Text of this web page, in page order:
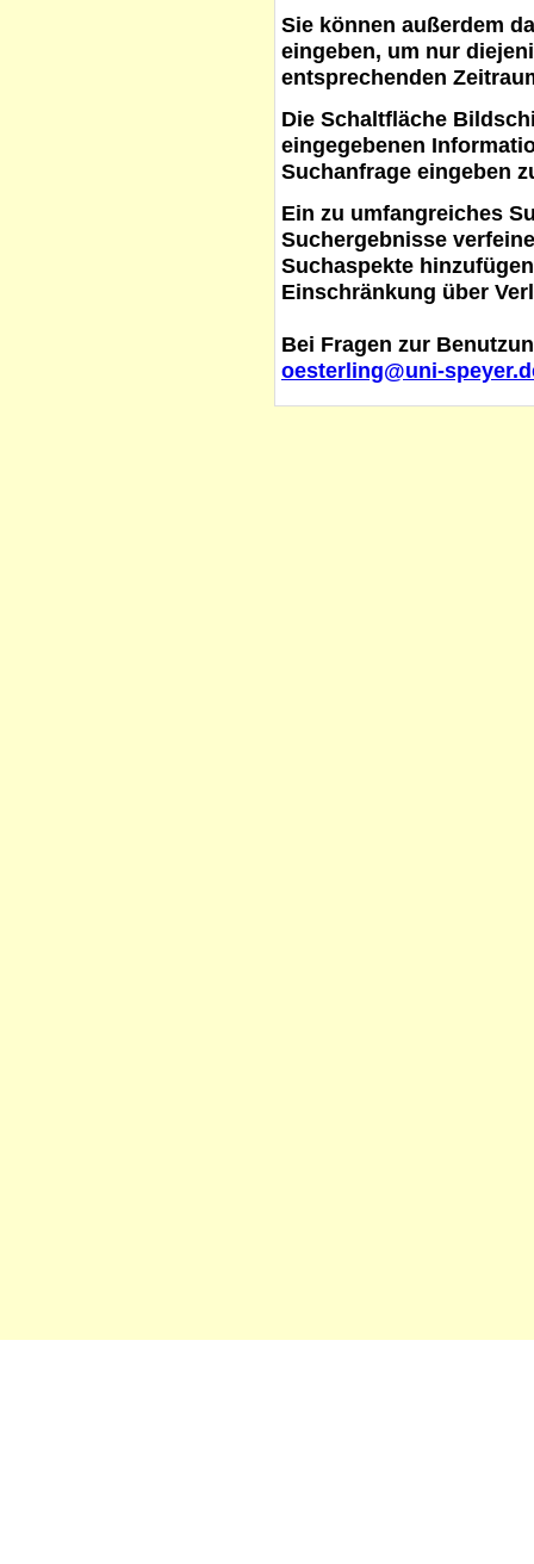
Sie können außerdem
eingeben, um nur
entsprechenden
Die Schaltfläche
eingegebenen
Suchanfrage eingeben
Ein zu umfangreiches
Suchergebnisse
Suchaspekte
Einschränkung über
Bei Fragen zur
oesterling@uni-